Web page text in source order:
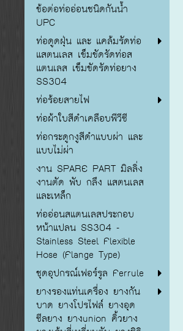
ข้อต่อท่ออ่อนชนิดกันน้ำ
UPC
ท่อดูดฝุ่น และ แคล้มรัดท่อ
แสตนเลส เข็มขัดรัดท่อส
แตนเลส เข็มขัดรัดท่อยาง
SS304
ท่อร้อยสายไฟ
ท่อผ้าใบสีดำเคลือบพีวีซี
ท่อกระดูกงูสีดำแบบผ่า และ
แบบไม่ผ่า
งาน SPARE PART มิลลิ่ง
งานตัด พับ กลึง แสตนเลส
และเหล็ก
ท่ออ่อนสแตนเลสประกอบ
หน้าแปลน SS304 -
Stainless Steel Flexible
Hose (Flange Type)
ชุดอุปกรณ์เฟอร์รูล Ferrule
ยางรองแท่นเครื่อง ยางกัน
บาด ยางโปรไฟล์ ยางอุด
ซีลยาง ยางunion คิ้วยาง